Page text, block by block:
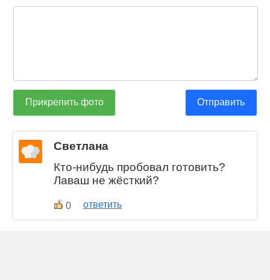
Прикрепить фото Отправить
Светлана
Кто-нибудь пробовал готовить?
Лаваш не жёсткий?
0 ответить